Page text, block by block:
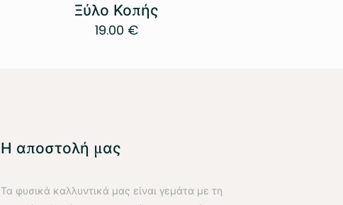
Ξύλο Κοπής
19.00 €
Η αποστολή μας
Τα φυσικά καλλυντικά μας είναι γεμάτα με τη